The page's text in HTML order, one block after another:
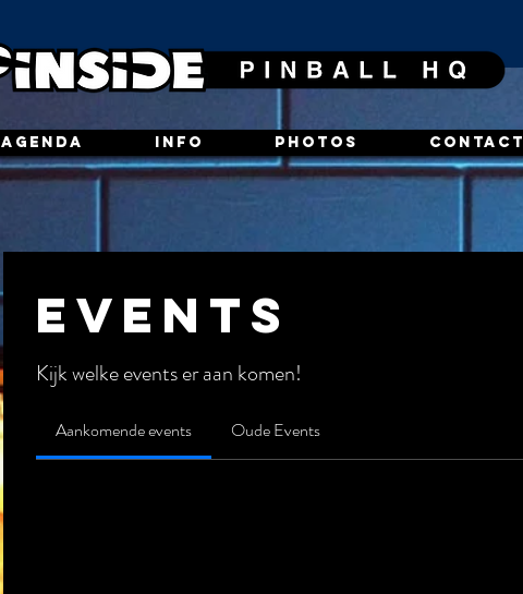
AGENDA INFO PHOTOS CONTACT
Events
Kijk welke events er aan komen!
Aankomende events Oude Events